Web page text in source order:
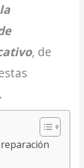
, de